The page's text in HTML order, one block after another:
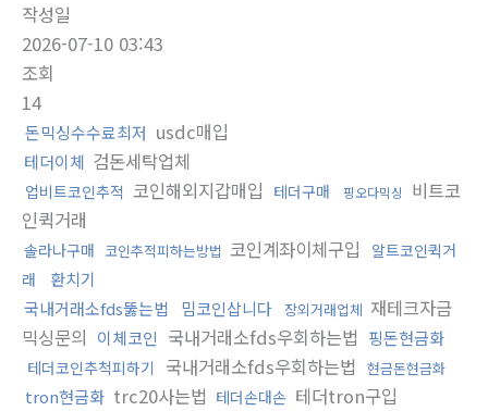
작성일
2026-07-10 03:43
조회
14
돈믹싱수수료최저 usdc매입
테더이체 검돈세탁업체
업비트코인추적 코인해외지갑매입 테더구매 핑오다믹싱
비트코
인퀵거래
솔라나구매 코인추적피하는방법 코인계좌이체구입
알트코인퀵거
래
환치기
국내거래소fds뚫는법
밈코인삽니다 장외거래업체 재테크자금
믹싱문의 이체코인 국내거래소fds우회하는법 핑돈현금화
테더코인추척피하기 국내거래소fds우회하는법 현금돈현금화
tron현금화 trc20사는법 테더손대손 테더tron구입